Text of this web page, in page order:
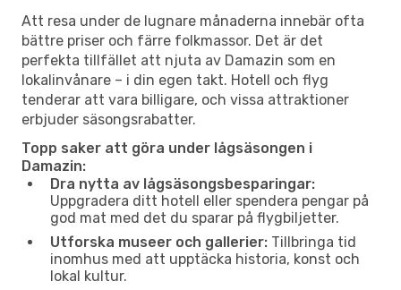
Att resa under de lugnare månaderna innebär ofta
bättre priser och färre folkmassor. Det är det
perfekta tillfället att njuta av Damazin som en
lokalinvånare – i din egen takt. Hotell och flyg
tenderar att vara billigare, och vissa attraktioner
erbjuder säsongsrabatter.
Topp saker att göra under lågsäsongen i
Damazin:
Dra nytta av lågsäsongsbesparingar:
Uppgradera ditt hotell eller spendera pengar på
god mat med det du sparar på flygbiljetter.
Utforska museer och gallerier: Tillbringa tid
inomhus med att upptäcka historia, konst och
lokal kultur.